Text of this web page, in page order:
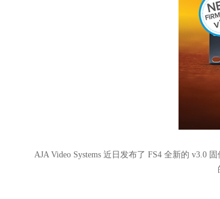
AJA Video Systems 近日发布了 FS4 全新的 v3.0